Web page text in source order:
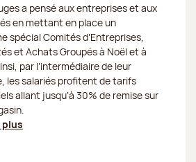
a pensé aux entreprises et aux
en mettant en place un
spécial Comités d’Entreprises,
et Achats Groupés à Noël et à
par l’intermédiaire de leur
les salariés profitent de tarifs
allant jusqu’à 30% de remise sur
plus